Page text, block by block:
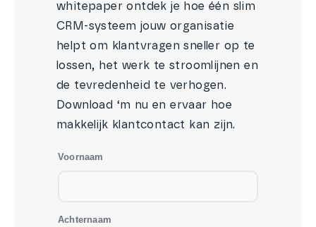
whitepaper ontdek je hoe één slim
CRM-systeem jouw organisatie
helpt om klantvragen sneller op te
lossen, het werk te stroomlijnen en
de tevredenheid te verhogen.
Download ‘m nu en ervaar hoe
makkelijk klantcontact kan zijn.